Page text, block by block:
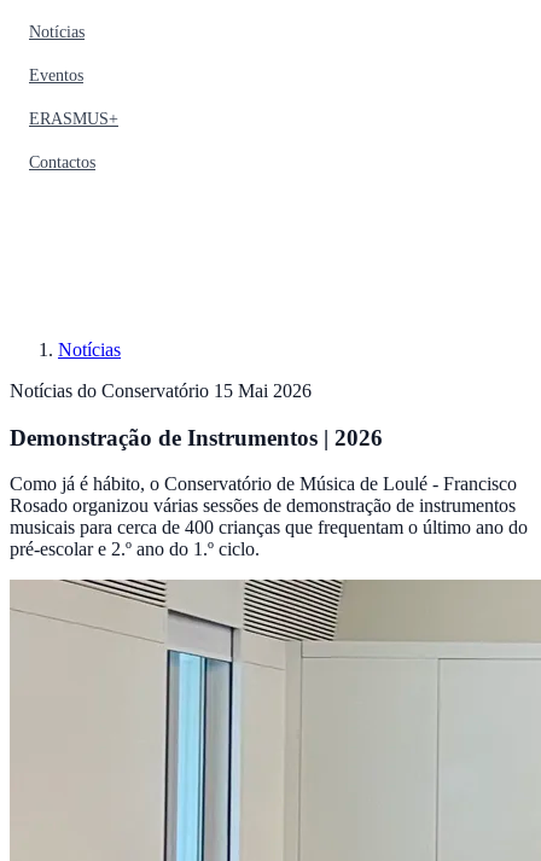
Notícias
Eventos
ERASMUS+
Contactos
Notícias
Notícias do Conservatório 15 Mai 2026
Demonstração de Instrumentos | 2026
Como já é hábito, o Conservatório de Música de Loulé - Francisco
Rosado organizou várias sessões de demonstração de instrumentos
musicais para cerca de 400 crianças que frequentam o último ano do
pré-escolar e 2.º ano do 1.º ciclo.